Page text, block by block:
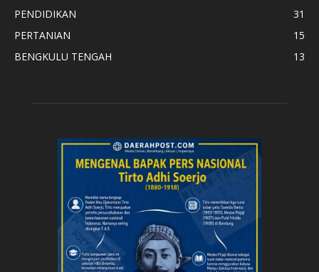
PENDIDIKAN
31
PERTANIAN
15
BENGKULU TENGAH
13